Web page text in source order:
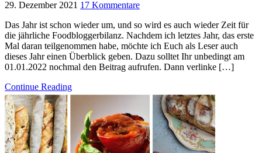
29. Dezember 2021 17 Kommentare
Das Jahr ist schon wieder um, und so wird es auch wieder Zeit für
die jährliche Foodbloggerbilanz. Nachdem ich letztes Jahr, das erste
Mal daran teilgenommen habe, möchte ich Euch als Leser auch
dieses Jahr einen Überblick geben. Dazu solltet Ihr unbedingt am
01.01.2022 nochmal den Beitrag aufrufen. Dann verlinke […]
Continue Reading